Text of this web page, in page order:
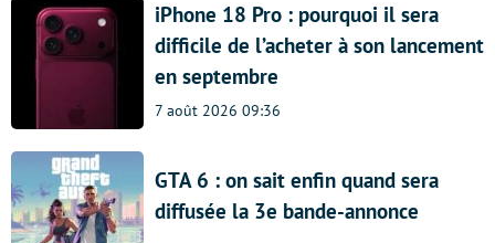
iPhone 18 Pro : pourquoi il sera
difficile de l’acheter à son lancement
en septembre
7 août 2026 09:36
GTA 6 : on sait enfin quand sera
diffusée la 3e bande-annonce